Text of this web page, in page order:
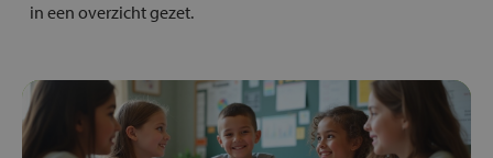
in een overzicht gezet.